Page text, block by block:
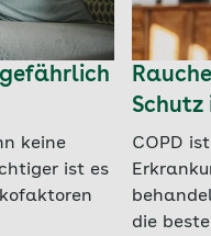
keine
ist es
Schutz
COPD
die